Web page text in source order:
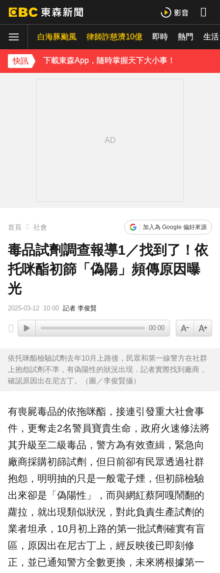
白海豚颱風 律師詐慈濟10億 即時 熱門 生活
快訊
下載東森App，隨時掌握天下大小事！
破解無數養生迷思！林慶順教授「4月意外離世」女兒悲痛證實
首頁 社會 加入為 Google 偏好來源
毒品試劑調查報導1／找到了！依
托咪酯初篩「偽陽」頻傳原因曝
光
2025-03-12 10:00 記者 李俊賢
00:00
依托咪酯檢驗試劑去年10月上路後，民眾和第一線警方在社群
上抱怨試劑不準，有偽陽性的狀況出現．記者實際找到廠商，
確認原因出在尼古丁。（圖／李俊賢攝）
有喪屍毒品的依拖咪酯，接連引發重大社會事
件，更奪走2名警員寶貴生命，政府火速修法將
其升級至二級毒品，警方為有效查緝，緊急向
廠商採購初篩試劑，但日前卻有民眾透過社群
抱怨，明明抽的只是一般電子煙 ，但初篩檢驗
出來卻是「偽陽性」，而與網紅蔡阿嘎鬧翻的
蘿拉，就出現類似狀況，對此負責生產試劑的
業者坦承，10月初上路的第一批試劑確實有盲
區，原因出在尼古丁 上，經反映後已即刻修
正，並已通知警方全數更換，未來將根據第一